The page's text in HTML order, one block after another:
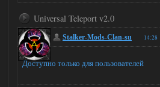
Universal Teleport v2.0
14:28
Stalker-Mods-Clan-su
Доступно только для пользователей